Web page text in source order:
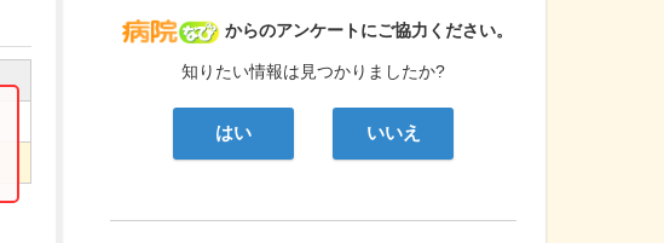
病院なび
からのアンケートにご協力ください。
知りたい情報は見つかりましたか?
はい いいえ